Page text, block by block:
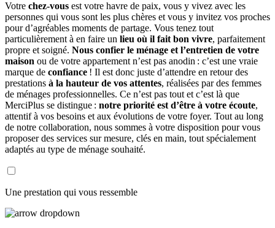
Votre chez-vous est votre havre de paix, vous y vivez avec les
personnes qui vous sont les plus chères et vous y invitez vos proches
pour d’agréables moments de partage. Vous tenez tout
particulièrement à en faire un lieu où il fait bon vivre, parfaitement
propre et soigné. Nous confier le ménage et l’entretien de votre
maison ou de votre appartement n’est pas anodin : c’est une vraie
marque de confiance ! Il est donc juste d’attendre en retour des
prestations à la hauteur de vos attentes, réalisées par des femmes
de ménages professionnelles. Ce n’est pas tout et c’est là que
MerciPlus se distingue : notre priorité est d’être à votre écoute,
attentif à vos besoins et aux évolutions de votre foyer. Tout au long
de notre collaboration, nous sommes à votre disposition pour vous
proposer des services sur mesure, clés en main, tout spécialement
adaptés au type de ménage souhaité.
Une prestation qui vous ressemble